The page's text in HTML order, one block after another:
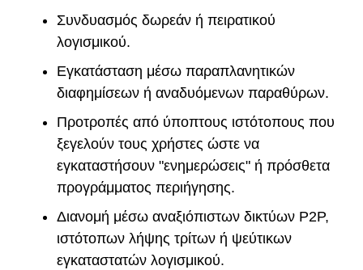
Συνδυασμός δωρεάν ή πειρατικού
λογισμικού.
Εγκατάσταση μέσω παραπλανητικών
διαφημίσεων ή αναδυόμενων παραθύρων.
Προτροπές από ύποπτους ιστότοπους που
ξεγελούν τους χρήστες ώστε να
εγκαταστήσουν "ενημερώσεις" ή πρόσθετα
προγράμματος περιήγησης.
Διανομή μέσω αναξιόπιστων δικτύων P2P,
ιστότοπων λήψης τρίτων ή ψεύτικων
εγκαταστατών λογισμικού.